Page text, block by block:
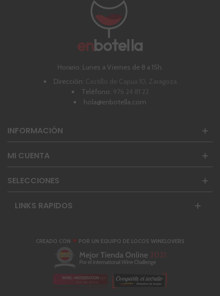
Horario: Lunes a Viernes de 8 a 15h.
Dirección: Castillo de Capua 10, Zaragoza
Teléfono: 976 24 81 22
hola@enbotella.com
INFORMACIÓN
MI CUENTA
SELECCIONES
LINKS RAPIDOS
CREADO CON ❤POR UN EQUIPO DE LOCOS WINELOVERS